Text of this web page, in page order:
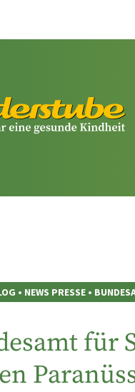
• NEWS PRESSE •
für